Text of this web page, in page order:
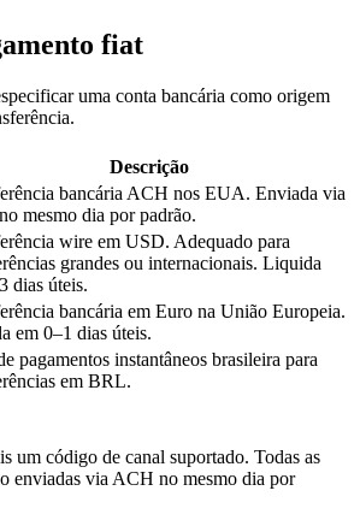
fiat
uma conta bancária como origem
Descrição
bancária ACH nos EUA. Enviada via
mesmo dia por padrão.
wire em USD. Adequado para
grandes ou internacionais. Liquida
dias úteis.
bancária em Euro na União Europeia.
em 0–1 dias úteis.
pagamentos instantâneos brasileira para
em BRL.
um código de canal suportado. Todas as
enviadas via ACH no mesmo dia por